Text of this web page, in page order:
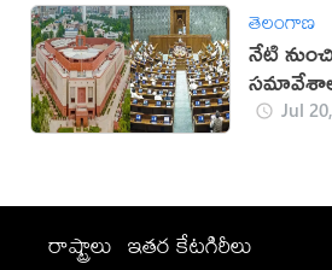
తెలంగాణ
నేటి
Jul
రాష్ట్రాలు ఇతర కేటగిరీలు